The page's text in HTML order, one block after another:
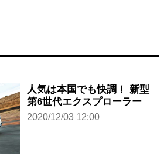
人気は本国でも快調！ 新型
第6世代エクスプローラー
2020/12/03 12:00